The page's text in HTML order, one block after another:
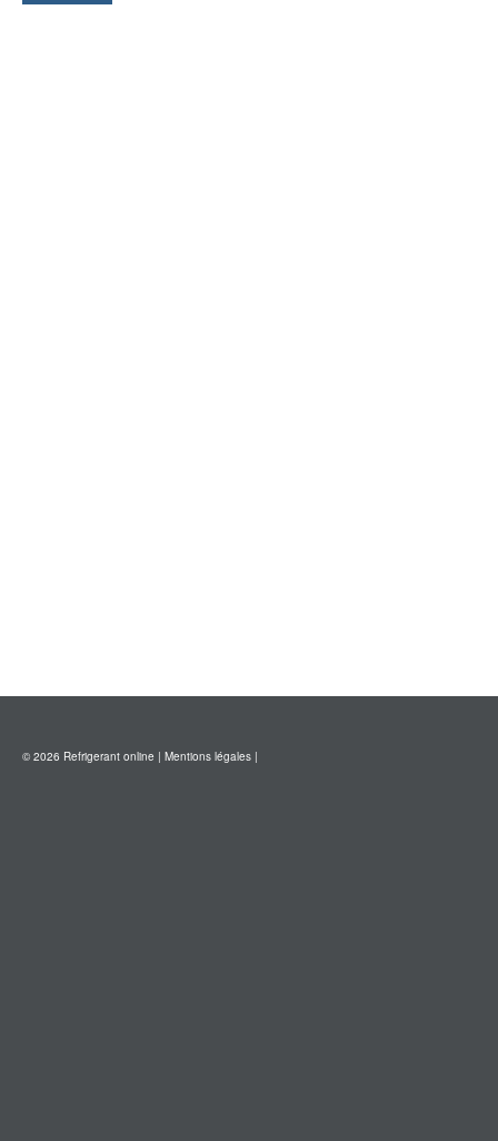
© 2026 Refrigerant online | Mentions légales |